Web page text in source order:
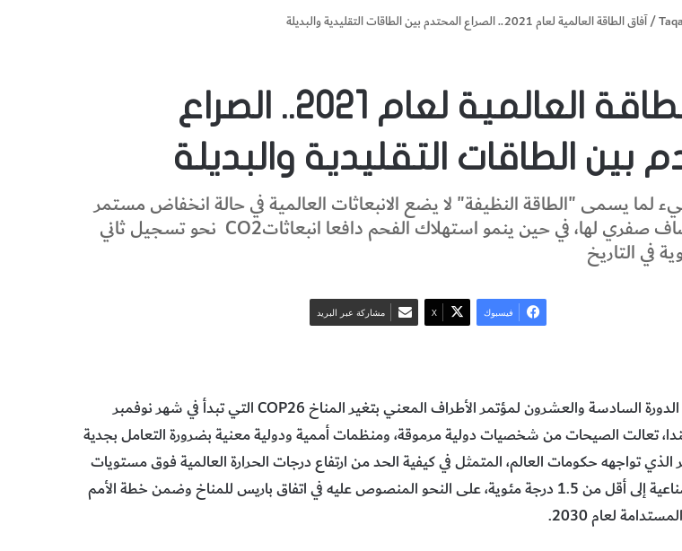
/آفاق الطاقة العالمية لعام 2021.. الصراع المحتدم بين الطاقات التقليدية والبديلة
آفاق الطاقة العالمية لعام 2021.. الصراع
بين الطاقات التقليدية والبديلة
لما يسمى "الطاقة النظيفة" لا يضع الانبعاثات العالمية في حالة انخفاض مستمر
للوصول إلى صاف صفري لها، في حين ينمو استهلاك الفحم دافعا انبعاثاتCO2 نحو تسجيل ثاني
في التاريخ
فيسبوك ‫X مشاركة عبر البريد
قبل أن تنطلق الدورة السادسة والعشرون لمؤتمر الأطراف المعني بتغير المناخ COP26 التي تبدأ في شهر نوفمبر
تعالت الصيحات من شخصيات دولية مرموقة، ومنظمات أممية ودولية معنية بضرورة التعامل بجدية
الذي تواجهه حكومات العالم، المتمثل في كيفية الحد من ارتفاع درجات الحرارة العالمية فوق مستويات
ما قبل الثورة الصناعية إلى أقل من 1.5 درجة مئوية، على النحو المنصوص عليه في اتفاق باريس للمناخ وضمن خطة الأمم
لعام 2030.